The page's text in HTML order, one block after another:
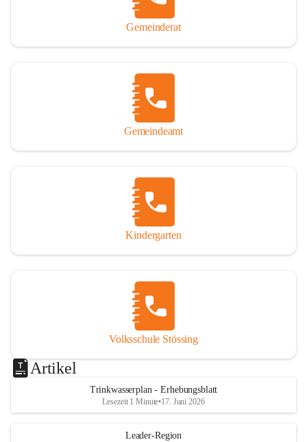
Gemeinderat
Gemeindeamt
Kindergarten
Volksschule Stössing
Artikel
Trinkwasserplan - Erhebungsblatt
Lesezeit 1 Minute•17. Juni 2026
Leader-Region